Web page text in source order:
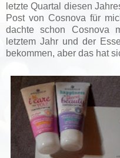
letzte Quartal diesen
Post von Cosnova für
dachte schon Cosnova
letztem Jahr und der
bekommen, aber das hat